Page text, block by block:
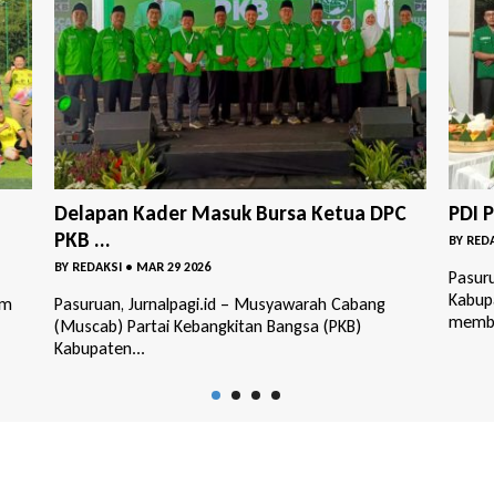
PDI Perjuangan– GP Ansor Bangil Buka P...
BYREDAKSI
Pasuruan, Jurnalpagi.id / DPC PDI Perjuangan
Kabupaten Pasuruan bersama GP Ansor Bangil
membuka Posk...